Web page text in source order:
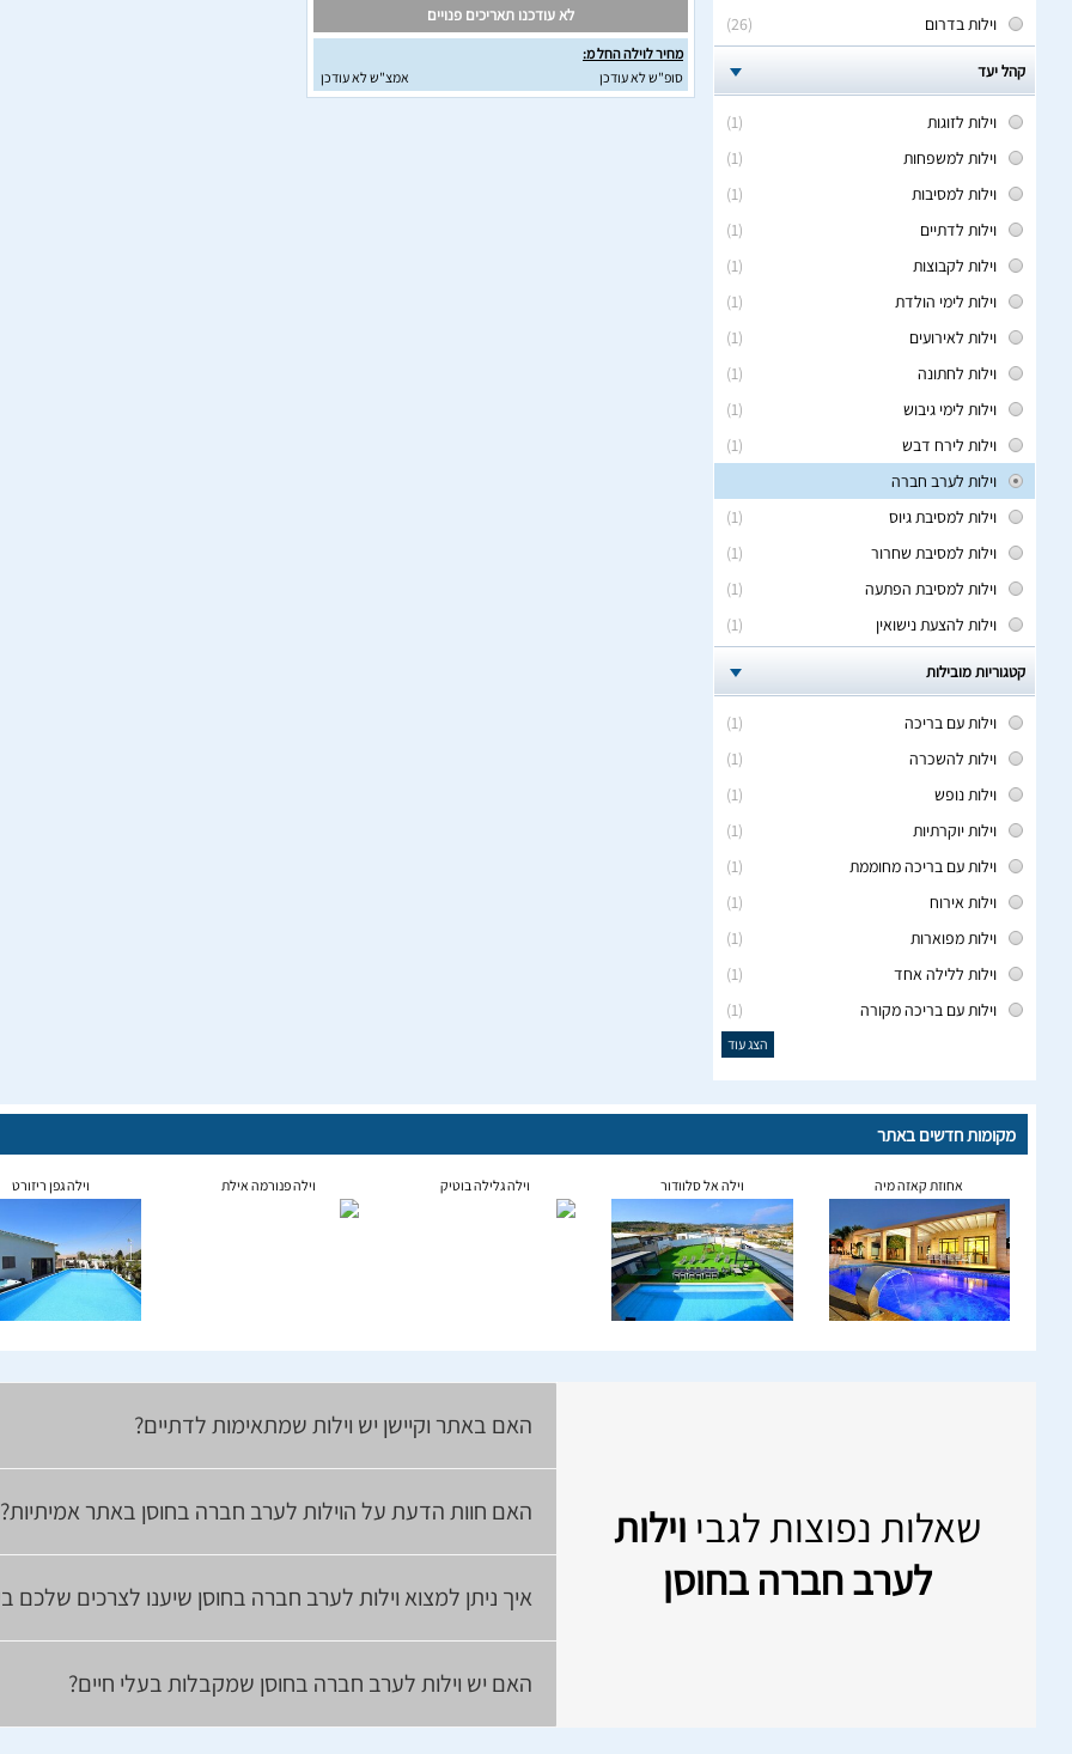
(26)
וילות בדרום
קהל יעד
(1)
וילות לזוגות
(1)
וילות למשפחות
(1)
וילות למסיבות
(1)
וילות לדתיים
(1)
וילות לקבוצות
(1)
וילות לימי הולדת
(1)
וילות לאירועים
(1)
וילות לחתונה
(1)
וילות לימי גיבוש
(1)
וילות לירח דבש
וילות לערב חברה
(1)
וילות למסיבת גיוס
(1)
וילות למסיבת שחרור
(1)
וילות למסיבת הפתעה
(1)
וילות להצעת נישואין
קטגוריות מובילות
(1)
וילות עם בריכה
(1)
וילות להשכרה
(1)
וילות נופש
(1)
וילות יוקרתיות
(1)
וילות עם בריכה מחוממת
(1)
וילות אירוח
(1)
וילות מפוארות
(1)
וילות ללילה אחד
(1)
וילות עם בריכה מקורה
הצג עוד
לא עודכנו תאריכים פנויים
מחיר לוילה החל מ:
סופ"ש לא עודכן
אמצ"ש לא עודכן
מקומות חדשים באתר
אחוזת קאזה מיה וילה אל סלוודור וילה גלילה בוטיק וילה פנורמה אילת וילה גפן ריזורט
שאלות נפוצות לגבי וילות
לערב חברה בחוסן
האם באתר וקיישן יש וילות שמתאימות לדתיים?
האם חוות הדעת על הוילות לערב חברה בחוסן באתר אמיתיות?
איך ניתן למצוא וילות לערב חברה בחוסן שיענו לצרכים שלכם
האם יש וילות לערב חברה בחוסן שמקבלות בעלי חיים?